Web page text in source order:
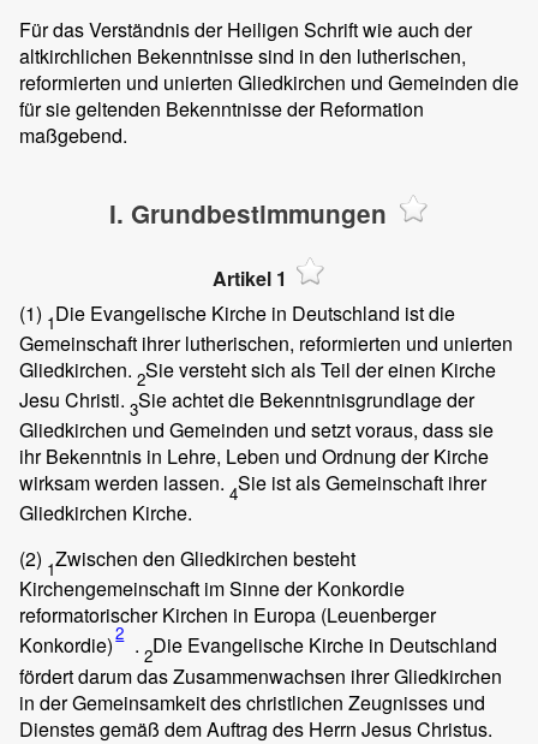
Für das Verständnis der Heiligen Schrift wie auch der
altkirchlichen Bekenntnisse sind in den lutherischen,
reformierten und unierten Gliedkirchen und Gemeinden die
für sie geltenden Bekenntnisse der Reformation
maßgebend.
I. Grundbestimmungen
Artikel 1
(1) 1Die Evangelische Kirche in Deutschland ist die
Gemeinschaft ihrer lutherischen, reformierten und unierten
Gliedkirchen. 2Sie versteht sich als Teil der einen Kirche
Jesu Christi. 3Sie achtet die Bekenntnisgrundlage der
Gliedkirchen und Gemeinden und setzt voraus, dass sie
ihr Bekenntnis in Lehre, Leben und Ordnung der Kirche
wirksam werden lassen. 4Sie ist als Gemeinschaft ihrer
Gliedkirchen Kirche.
(2) 1Zwischen den Gliedkirchen besteht
Kirchengemeinschaft im Sinne der Konkordie
reformatorischer Kirchen in Europa (Leuenberger
Konkordie)2 .2Die Evangelische Kirche in Deutschland
fördert darum das Zusammenwachsen ihrer Gliedkirchen
in der Gemeinsamkeit des christlichen Zeugnisses und
Dienstes gemäß dem Auftrag des Herrn Jesus Christus.